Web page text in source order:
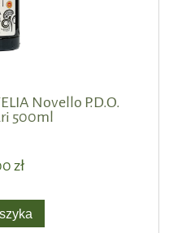
Novello P.D.O.
500ml
zł